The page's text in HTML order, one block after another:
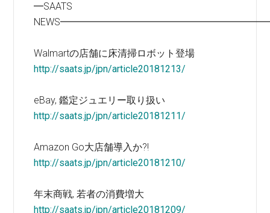
━SAATS
Walmartの店舗に床清掃ロボット登場
http://saats.jp/jpn/article20181213/
eBay, 鑑定ジュエリー取り扱い
http://saats.jp/jpn/article20181211/
Amazon Go大店舗導入か?!
http://saats.jp/jpn/article20181210/
年末商戦, 若者の消費増大
http://saats.jp/jpn/article20181209/